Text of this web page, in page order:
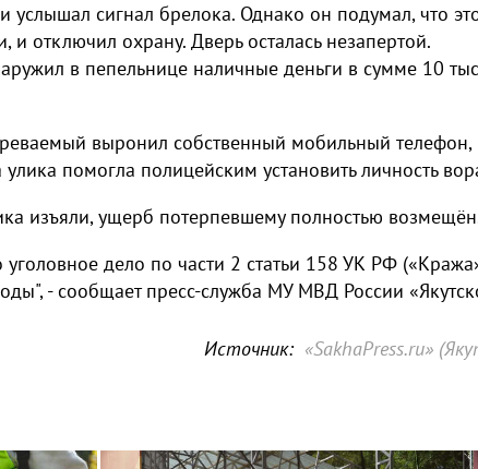
сигнал брелока. Однако он подумал, что
отключил охрану. Дверь осталась незапертой.
в пепельнице наличные деньги в сумме 10
выронил собственный мобильный телефон,
помогла полицейским установить личность
изъяли, ущерб потерпевшему полностью
дело по части 2 статьи 158 УК РФ
- сообщает пресс-служба МУ МВД России
Источник: «SakhaPress.ru»